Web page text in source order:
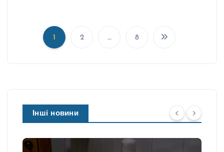
П
і
1 2 … 8
Інші новини